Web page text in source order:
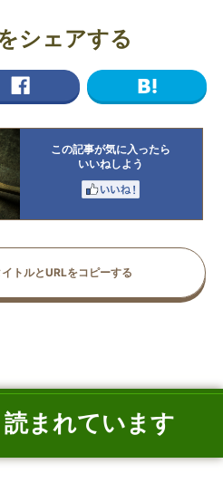
シェアする
この記事が気に入ったら
いいねしよう
トルとURLをコピーする
まれています